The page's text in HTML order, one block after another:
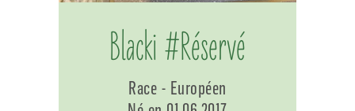
Blacki #Réservé
Race - Européen